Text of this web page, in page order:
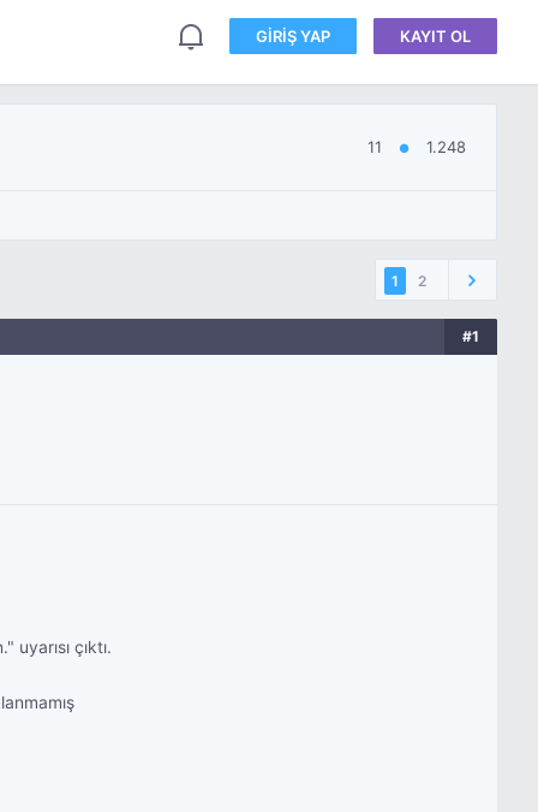
GIRIŞ YAP KAYIT OL
11 ● 1.248
1 2
#1
çıktı.